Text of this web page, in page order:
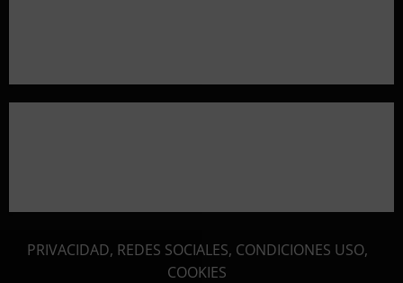
PRIVACIDAD, REDES SOCIALES, CONDICIONES USO,
COOKIES